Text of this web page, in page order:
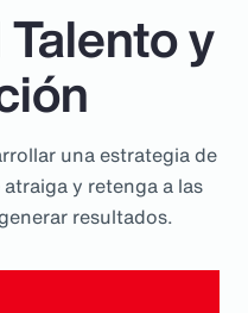
y
una estrategia de
y retenga a las
resultados.